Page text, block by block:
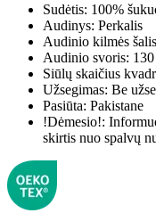
Sudėtis: 100%
Audinys: Perkalis
Audinio kilmės
Audinio svoris:
Siūlų skaičius
Užsegimas: Be
Pasiūta: Pakistane
!Dėmesio!:
skirtis nuo spalvų